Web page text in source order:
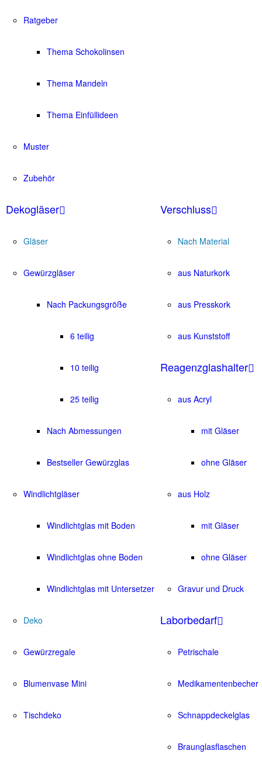
Ratgeber
Thema Schokolinsen
Thema Mandeln
Thema Einfüllideen
Muster
Zubehör
Dekogläser
Gläser
Gewürzgläser
Nach Packungsgröße
6 teilig
10 teilig
25 teilig
Nach Abmessungen
Bestseller Gewürzglas
Windlichtgläser
Windlichtglas mit Boden
Windlichtglas ohne Boden
Windlichtglas mit Untersetzer
Deko
Gewürzregale
Blumenvase Mini
Tischdeko
Verschluss
Nach Material
aus Naturkork
aus Presskork
aus Kunststoff
Reagenzglashalter
aus Acryl
mit Gläser
ohne Gläser
aus Holz
mit Gläser
ohne Gläser
Gravur und Druck
Laborbedarf
Petrischale
Medikamentenbecher
Schnappdeckelglas
Braunglasflaschen